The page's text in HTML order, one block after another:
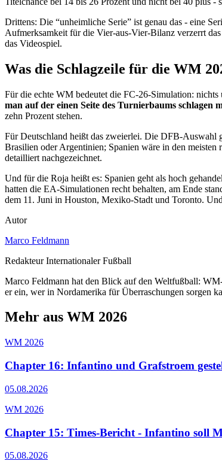
Drittens: Die “unheimliche Serie” ist genau das - eine
Aufmerksamkeit für die Vier-aus-Vier-Bilanz verzerrt
das Videospiel.
Was die Schlagzeile für die WM
Für die echte WM bedeutet die FC-26-Simulation:
man auf der einen Seite des Turnierbaums schlagen
zehn Prozent stehen.
Für Deutschland heißt das zweierlei. Die DFB-Auswahl
Brasilien oder Argentinien; Spanien wäre in den
detailliert nachgezeichnet.
Und für die Roja heißt es: Spanien geht als hoch
hatten die EA-Simulationen recht behalten, am Ende
dem 11. Juni in Houston, Mexiko-Stadt und Toronto.
Autor
Marco Feldmann
Redakteur Internationaler Fußball
Marco Feldmann hat den Blick auf den Weltfußball:
er ein, wer in Nordamerika für Überraschungen sorgen
Mehr aus WM 2026
WM 2026
Chapter 16: Infantino und Grafstroem
05.08.2026
WM 2026
Chapter 15: Times-Bericht - Infantino soll
05.08.2026